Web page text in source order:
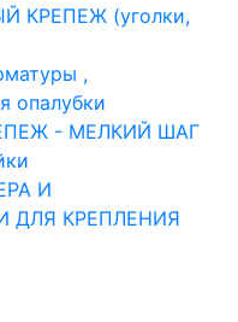
КРЕПЕЖ (уголки,
,
опалубки
- МЕЛКИЙ ШАГ
И
ДЛЯ КРЕПЛЕНИЯ